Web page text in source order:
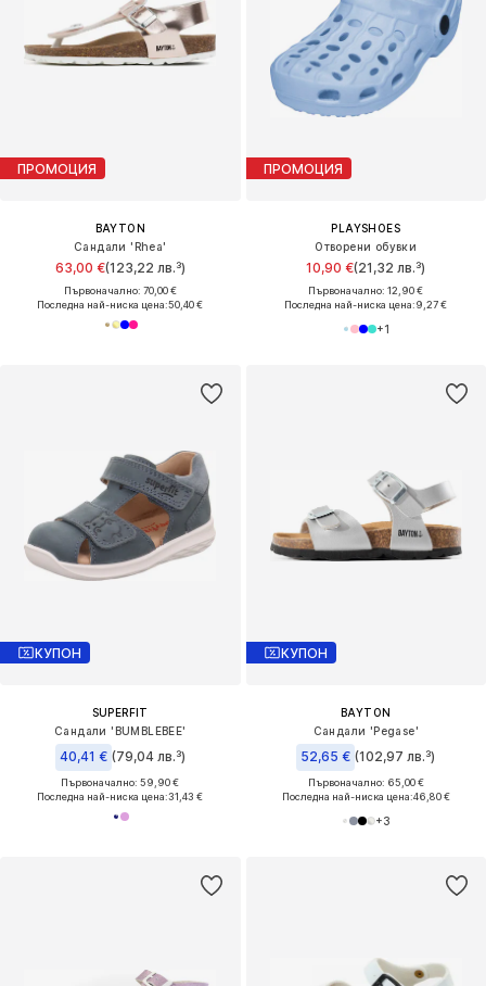
ПРОМОЦИЯ
BAYTON
Сандали 'Rhea'
63,00 €(123,22 лв.³)
Първоначално: 70,00 €
Последна най-ниска цена:50,40 €
ПРОМОЦИЯ
PLAYSHOES
Отворени обувки
10,90 €(21,32 лв.³)
Първоначално: 12,90 €
Последна най-ниска цена:9,27 €
+1
КУПОН
SUPERFIT
Сандали 'BUMBLEBEE'
40,41 € (79,04 лв.³)
Първоначално: 59,90 €
Последна най-ниска цена:31,43 €
КУПОН
BAYTON
Сандали 'Pegase'
52,65 € (102,97 лв.³)
Първоначално: 65,00 €
Последна най-ниска цена:46,80 €
+3